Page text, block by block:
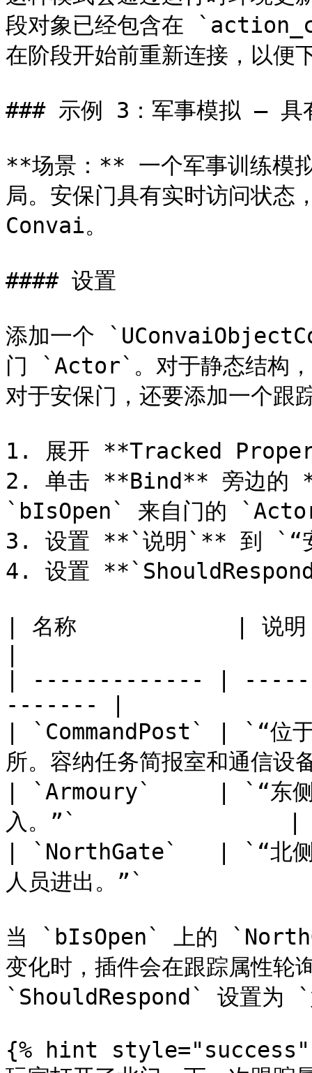
段对象已经包含在
在阶段开始前重新连接，以便
### 示例 3：军事模拟 — 具
**场景：** 一个军事训练模
局。安保门具有实时访问状态
Convai。
#### 设置
添加一个
门 `Actor`。对于静态结构
对于安保门，还要添加一个跟
1. 展开 **Tracked
2. 单击 **Bind** 旁边的
`bIsOpen` 来自门的
3. 设置 **`说明`** 到 `“安
4. 设置
| 名称            | 说明
| ------------- |
------- |
| `CommandPost` | `“位
所。容纳任务简报室和通信
| `Armoury`     | `“东侧外
入。”`                |
| `NorthGate`   | `“北侧安
人员进出。”`
当 `bIsOpen` 上的
变化时，插件会在跟踪属性轮
`ShouldRespond` 设置为
{% hint style="success"